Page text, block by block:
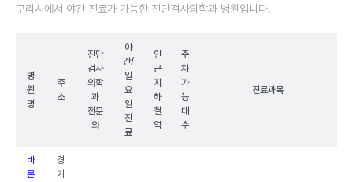
구리시에서 야간 진료가 가능한 진단검사의학과 병원입니다.
병
원
명
주
소
진단
검사
의학
과
전문
의
야
간/
일
요
일
진
료
인
근
지
하
철
역
주
차
가
능
대
수
진료과목
바
른
경
기